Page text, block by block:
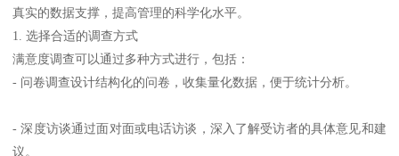
真实的数据支撑，提高管理的科学化水平。
1. 选择合适的调查方式
满意度调查可以通过多种方式进行，包括：
- 问卷调查设计结构化的问卷，收集量化数据，便于统计分析。
- 深度访谈通过面对面或电话访谈，深入了解受访者的具体意见和建
议。